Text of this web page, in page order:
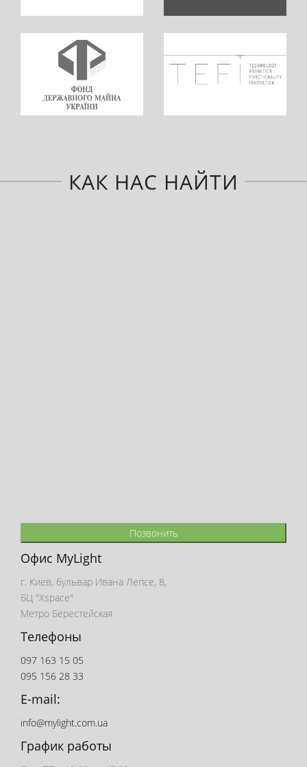
КАК НАС НАЙТИ
Позвонить
Офис MyLight
г. Киев, бульвар Ивана Лепсе, 8,
БЦ "Xspace"
Метро Берестейская
Телефоны
097 163 15 05
095 156 28 33
E-mail:
info@mylight.com.ua
График работы